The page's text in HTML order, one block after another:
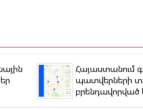
Հայաստանում
պատվերների
բրենդավորված